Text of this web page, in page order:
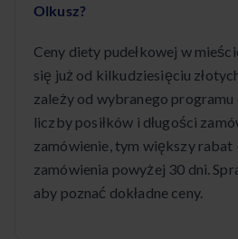
Olkusz?
Ceny diety pudełkowej w
się już od kilkudziesięciu
zależy od wybranego programu
liczby posiłków i długości
zamówienie, tym większy rabat
zamówienia powyżej 30 dni.
aby poznać dokładne ceny.